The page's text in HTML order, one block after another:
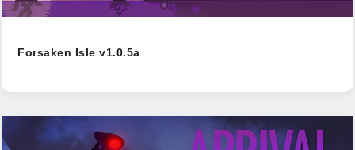
Forsaken Isle v1.0.5a